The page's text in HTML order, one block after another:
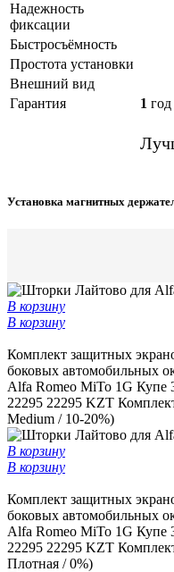
Надежность
фиксации
Быстросъёмность
Простота установки
Внешний вид
Гарантия
1 год
Установка магнитных
В корзину
В корзину
Комплект защитных
боковых автомобильных
Alfa Romeo MiTo 1G Купе
22295 22295 KZT
Medium / 10-20%)
В корзину
В корзину
Комплект защитных
боковых автомобильных
Alfa Romeo MiTo 1G Купе
22295 22295 KZT
Плотная / 0%)